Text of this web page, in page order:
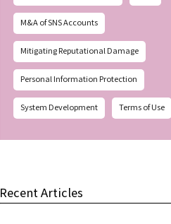
M&A of SNS Accounts
Mitigating Reputational Damage
Personal Information Protection
System Development Terms of Use
Recent Articles